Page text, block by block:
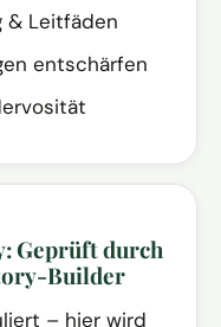
& Leitfäden
entschärfen
Geprüft durch
Builder
– hier wird